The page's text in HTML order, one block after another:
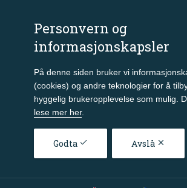
Personvern og
informasjonskapsler
På denne siden bruker vi
(cookies) og andre teknologier for å
hyggelig brukeropplevelse som mulig.
lese mer her.
Godta Avslå
Gå til hovedinnhold